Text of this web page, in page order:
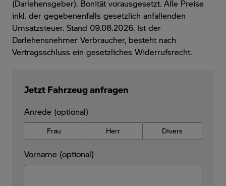
(Darlehensgeber). Bonität vorausgesetzt. Alle Preise
inkl. der gegebenenfalls gesetzlich anfallenden
Umsatzsteuer. Stand 09.08.2026. Ist der
Darlehensnehmer Verbraucher, besteht nach
Vertragsschluss ein gesetzliches Widerrufsrecht.
Jetzt Fahrzeug anfragen
Anrede (optional)
Frau Herr Divers
Vorname (optional)